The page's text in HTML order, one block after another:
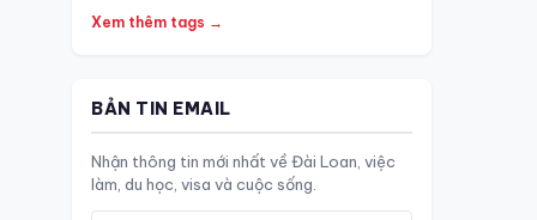
Xem thêm tags →
BẢN TIN EMAIL
Nhận thông tin mới nhất về Đài Loan, việc
làm, du học, visa và cuộc sống.